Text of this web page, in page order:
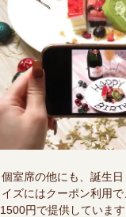
個室席の他にも、誕生
イズにはクーポン利用
1500円で提供していま